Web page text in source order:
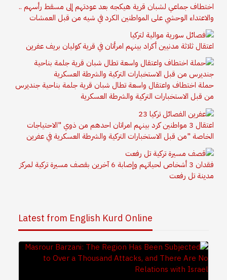
اختطاف جماعي لشبان قرية هيكجه بعد عودتهم إلى مسقط رأسهم ..
والاعتداء الوحشي على المواطنين الكرد في شيه من قبل العمشات
اعتقال ثلاثة مدنيين أكراد بينهم امرأتان في قرية كوليان بريف عفرين
حملة اختطاف واعتقال واسعة تطال شبان قرية جلمة بناحية جنديرس
من قبل الاستخبارات التركية والشرطة العسكرية
اعتقال 3 مواطنين كرد بينهم امراتان احدهم من ذوي "الاحتياجات
الخاصة "من قبل الاستخبارات التركية والشرطة العسكرية في عفرين
فقدان 3 أشخاص لحياتهم وإصابة 6 آخرين بقصف مسيرة تركية لمركز
مدينة تل رفعت
Latest from English Kurd Online